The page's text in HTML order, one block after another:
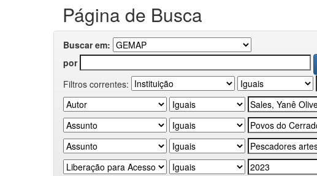
Página de Busca
Buscar em:
por
Filtros correntes: